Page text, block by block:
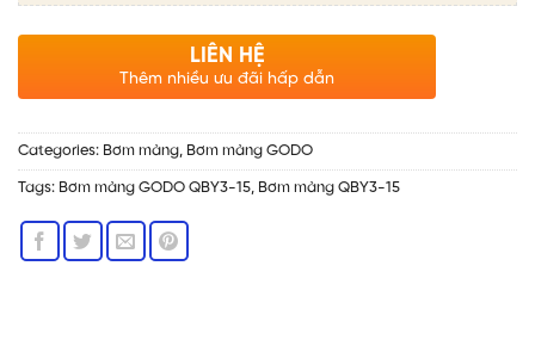
LIÊN HỆ
Thêm nhiều ưu đãi hấp dẫn
Categories: Bơm màng, Bơm màng GODO
Tags: Bơm màng GODO QBY3-15, Bơm màng QBY3-15